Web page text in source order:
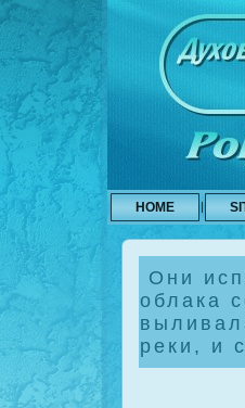
HOME
Они
облака
реки, и